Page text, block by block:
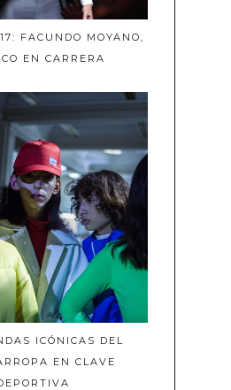
FACUNDO MOYANO,
EN CARRERA
ICÓNICAS DEL
EN CLAVE